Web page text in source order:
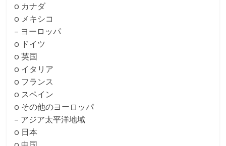
o カナダ
o メキシコ
– ヨーロッパ
o ドイツ
o 英国
o イタリア
o フランス
o スペイン
o その他のヨーロッパ
– アジア太平洋地域
o 日本